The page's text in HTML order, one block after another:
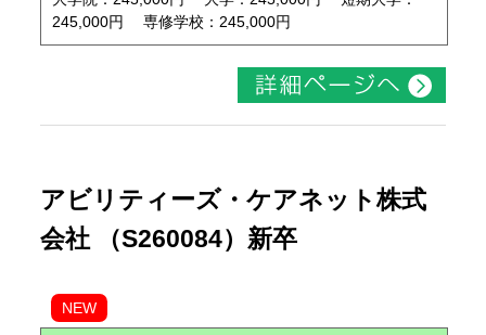
245,000円 専修学校：245,000円
アビリティーズ・ケアネット株式
会社 （S260084）新卒
NEW